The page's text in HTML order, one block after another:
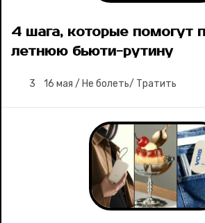
4 шага, которые помогут
летнюю бьюти-рутину
3 16 мая / Не болеть/ Тратить